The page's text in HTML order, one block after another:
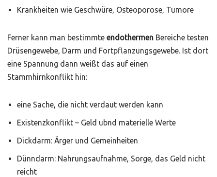
Krankheiten wie Geschwüre, Osteoporose, Tumore
Ferner kann man bestimmte endothermen Bereiche testen
Drüsengewebe, Darm und Fortpflanzungsgewebe. Ist dort
eine Spannung dann weißt das auf einen
Stammhirnkonflikt hin:
eine Sache, die nicht verdaut werden kann
Existenzkonflikt – Geld ubnd materielle Werte
Dickdarm: Ärger und Gemeinheiten
Dünndarm: Nahrungsaufnahme, Sorge, das Geld nicht
reicht